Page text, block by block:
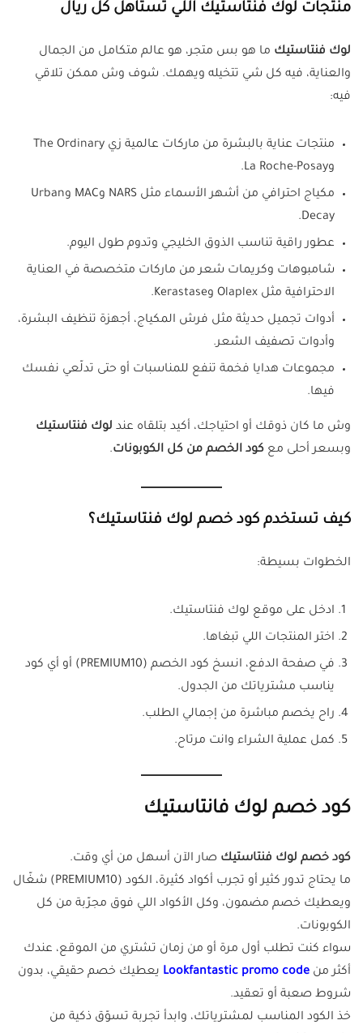
منتجات لوك فنتاستيك اللي تستاهل كل ريال
لوك فنتاستيك ما هو بس متجر، هو عالم متكامل من الجمال
والعناية، فيه كل شي تتخيله ويهمك. شوف وش ممكن تلاقي
فيه:
منتجات عناية بالبشرة من ماركات عالمية زي The Ordinary
وLa Roche-Posay.
مكياج احترافي من أشهر الأسماء مثل NARS وMAC وUrban
Decay.
عطور راقية تناسب الذوق الخليجي وتدوم طول اليوم.
شامبوهات وكريمات شعر من ماركات متخصصة في العناية
الاحترافية مثل Olaplex وKerastase.
أدوات تجميل حديثة مثل فرش المكياج، أجهزة تنظيف البشرة،
وأدوات تصفيف الشعر.
مجموعات هدايا فخمة تنفع للمناسبات أو حتى تدلّعي نفسك
فيها.
وش ما كان ذوقك أو احتياجك، أكيد بتلقاه عند لوك فنتاستيك
وبسعر أحلى مع كود الخصم من كل الكوبونات.
كيف تستخدم كود خصم لوك فنتاستيك؟
الخطوات بسيطة:
ادخل على موقع لوك فنتاستيك.
اختر المنتجات اللي تبغاها.
في صفحة الدفع، انسخ كود الخصم (PREMIUM10) أو أي كود
يناسب مشترياتك من الجدول.
راح يخصم مباشرة من إجمالي الطلب.
كمل عملية الشراء وانت مرتاح.
كود خصم لوك فانتاستيك
كود خصم لوك فنتاستيك صار الآن أسهل من أي وقت.
ما يحتاج تدور كثير أو تجرب أكواد كثيرة، الكود (PREMIUM10) شغّال
ويعطيك خصم مضمون، وكل الأكواد اللي فوق مجرّبة من كل
الكوبونات.
سواء كنت تطلب أول مرة أو من زمان تشتري من الموقع، عندك
أكثر من Lookfantastic promo code يعطيك خصم حقيقي، بدون
شروط صعبة أو تعقيد.
خذ الكود المناسب لمشترياتك، وابدأ تجربة تسوّق ذكية من